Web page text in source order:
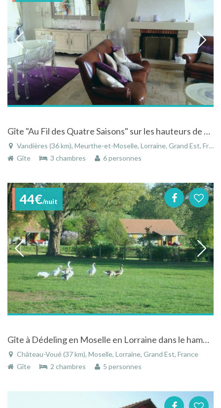
Gîte "Au Fil des Quatre Saisons" sur les hauteurs de Vandières
Vandières (36 km), Meurthe-et-Moselle, Lorraine, Grand Est, France
Gîte
3 chambres 6 personnes
44€/nuit
Gîte à Dédeling en Moselle en Lorraine dans le hameau de Chateau-voué
Château-Voué (37 km), Moselle, Lorraine, Grand Est, France
Gîte
2 chambres 5 personnes